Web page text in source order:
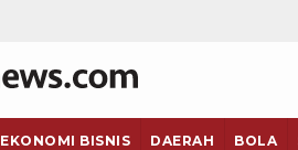
EKONOMI BISNIS DAERAH BOLA